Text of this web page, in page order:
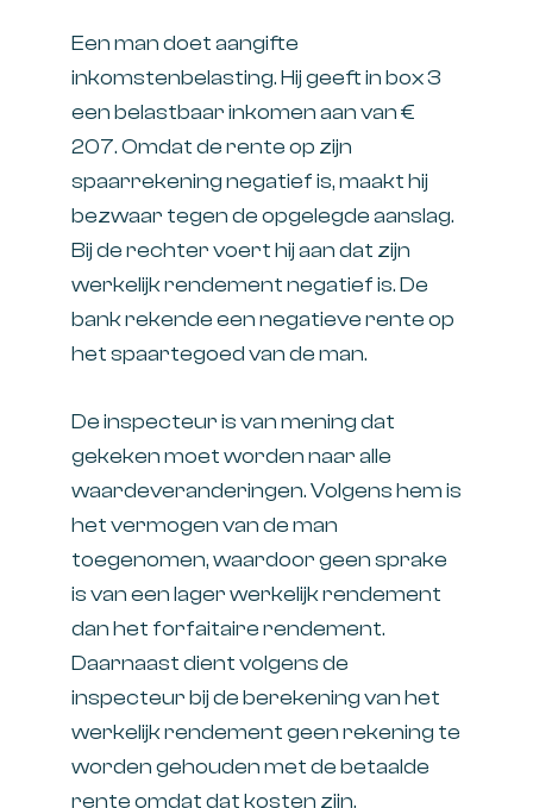
Een man doet aangifte
inkomstenbelasting. Hij geeft in box 3
een belastbaar inkomen aan van €
207. Omdat de rente op zijn
spaarrekening negatief is, maakt hij
bezwaar tegen de opgelegde aanslag.
Bij de rechter voert hij aan dat zijn
werkelijk rendement negatief is. De
bank rekende een negatieve rente op
het spaartegoed van de man.
De inspecteur is van mening dat
gekeken moet worden naar alle
waardeveranderingen. Volgens hem is
het vermogen van de man
toegenomen, waardoor geen sprake
is van een lager werkelijk rendement
dan het forfaitaire rendement.
Daarnaast dient volgens de
inspecteur bij de berekening van het
werkelijk rendement geen rekening te
worden gehouden met de betaalde
rente omdat dat kosten zijn.